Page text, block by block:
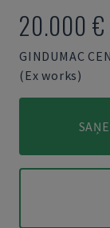
20.000 €
GINDUMAC
(Ex works)